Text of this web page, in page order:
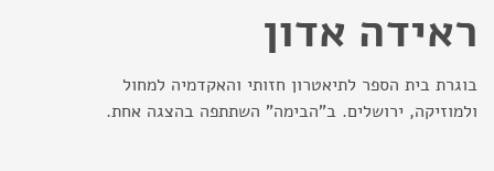
ראידה אדון
בוגרת בית הספר לתיאטרון חזותי והאקדמיה למחול
ולמוזיקה, ירושלים. ב"הבימה" השתתפה בהצגה אחת.